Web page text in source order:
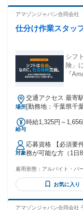
アマゾンジャパン合同会
仕分け作業スタッ
シフ
険」
『
場所
交通アクセス 最寄駅：千葉みな
駅」よりシャトル
通勤可 ※車通勤可
[勤務地：千葉県千
給与
時給1,325円～1,656円
対象
応募資格 【必須要
務が可能な方（1日8
いる方 「月初は舞
にガッツリ働いて
いので、月単位で
れます。 ◆主婦(夫)さん…扶養を外れて働きたい方 「子供が
雇用形態： アルバイト・パ
お気に入り
アマゾンジャパン合同会社